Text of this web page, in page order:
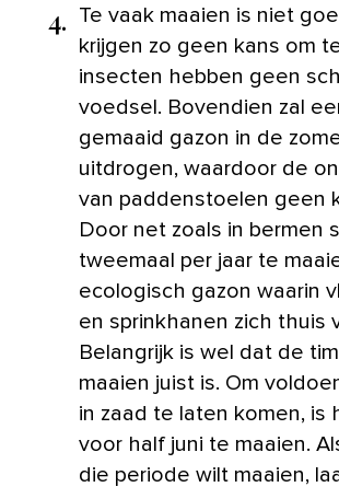
4.
Te vaak maaien is niet
krijgen zo geen kans om
insecten hebben geen
voedsel. Bovendien zal
gemaaid gazon in de
uitdrogen, waardoor de
van paddenstoelen geen
Door net zoals in bermen
tweemaal per jaar te
ecologisch gazon waarin
en sprinkhanen zich thuis
Belangrijk is wel dat de
maaien juist is. Om
in zaad te laten komen, is
voor half juni te maaien.
die periode wilt maaien,